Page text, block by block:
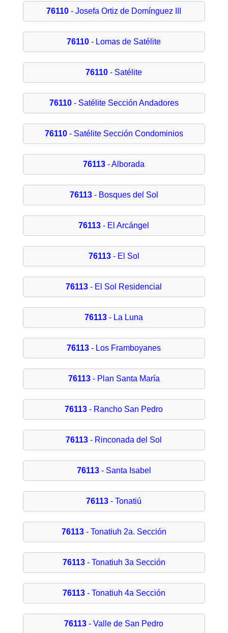
76110 - Josefa Ortiz de Domínguez III
76110 - Lomas de Satélite
76110 - Satélite
76110- Satélite Sección Andadores
76110- Satélite Sección Condominios
76113 - Alborada
76113- Bosques del Sol
76113 - El Arcángel
76113- El Sol
76113 - El Sol Residencial
76113 - La Luna
76113 - Los Framboyanes
76113- Plan Santa María
76113 - Rancho San Pedro
76113 - Rinconada del Sol
76113- Santa Isabel
76113 - Tonatiú
76113- Tonatiuh 2a. Sección
76113- Tonatiuh 3a Sección
76113- Tonatiuh 4a Sección
76113 - Valle de San Pedro